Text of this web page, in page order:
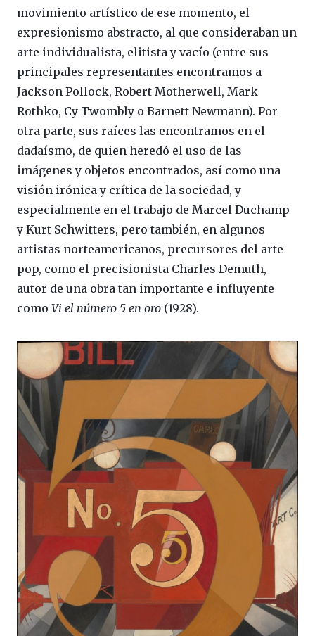
movimiento artístico de ese momento, el
expresionismo abstracto, al que consideraban un
arte individualista, elitista y vacío (entre sus
principales representantes encontramos a
Jackson Pollock, Robert Motherwell, Mark
Rothko, Cy Twombly o Barnett Newmann). Por
otra parte, sus raíces las encontramos en el
dadaísmo, de quien heredó el uso de las
imágenes y objetos encontrados, así como una
visión irónica y crítica de la sociedad, y
especialmente en el trabajo de Marcel Duchamp
y Kurt Schwitters, pero también, en algunos
artistas norteamericanos, precursores del arte
pop, como el precisionista Charles Demuth,
autor de una obra tan importante e influyente
como Vi el número 5 en oro (1928).